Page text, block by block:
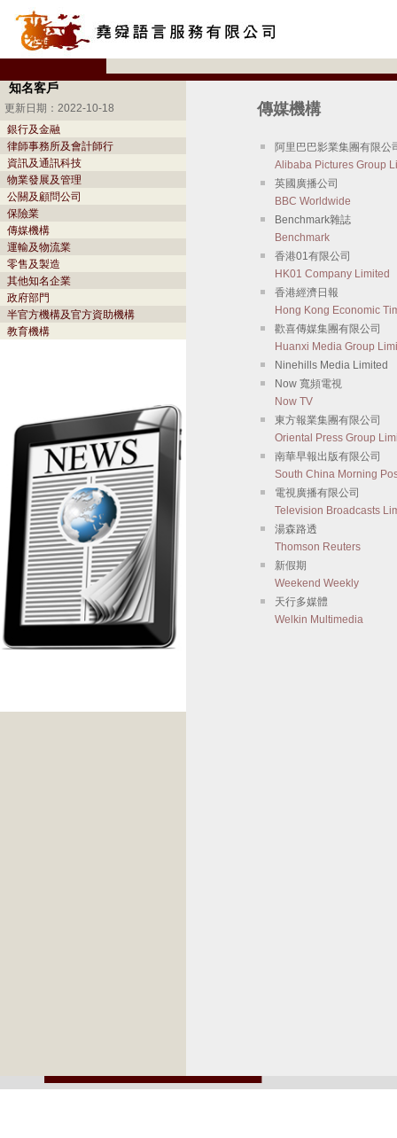
知名客戶
更新日期：2022-10-18
銀行及金融
律師事務所及會計師行
資訊及通訊科技
物業發展及管理
公關及顧問公司
保險業
傳媒機構
運輸及物流業
零售及製造
其他知名企業
政府部門
半官方機構及官方資助機構
教育機構
傳媒機構
阿里巴巴影業集團有限公
Alibaba Pictures Group
英國廣播公司
BBC Worldwide
Benchmark雜誌
Benchmark
香港01有限公司
HK01 Company Limited
香港經濟日報
Hong Kong Economic
歡喜傳媒集團有限公司
Huanxi Media Group
Ninehills Media Limited
Now 寬頻電視
Now TV
東方報業集團有限公司
Oriental Press Group
南華早報出版有限公司
South China Morning
電視廣播有限公司
Television Broadcasts
湯森路透
Thomson Reuters
新假期
Weekend Weekly
天行多媒體
Welkin Multimedia